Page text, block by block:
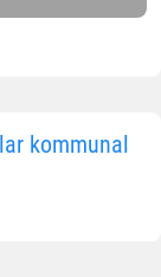
kommunal